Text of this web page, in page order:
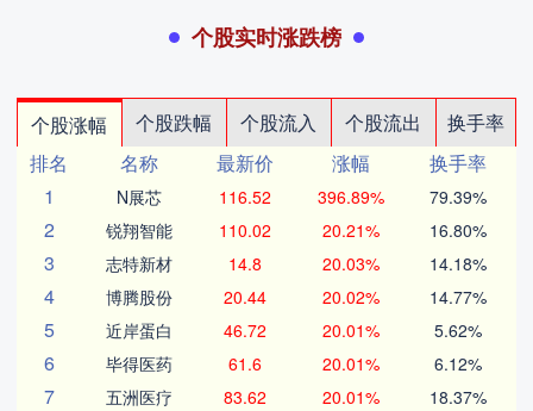
个股实时涨跌榜
个股涨幅 个股跌幅 个股流入 个股流出
换手率
排名
名称 最新价 涨幅
换手率
1
N展芯 116.52 396.89% 79.39%
2 锐翔智能 110.02 20.21% 16.80%
3 志特新材 14.8 20.03% 14.18%
4 博腾股份 20.44 20.02% 14.77%
5 近岸蛋白 46.72 20.01% 5.62%
6 毕得医药 61.6 20.01% 6.12%
7 五洲医疗 83.62 20.01% 18.37%